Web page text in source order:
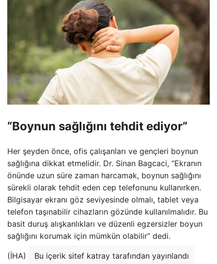
“Boynun sağlığını tehdit ediyor”
Her şeyden önce, ofis çalışanları ve gençleri boynun
sağlığına dikkat etmelidir. Dr. Sinan Bagcaci, “Ekranın
önünde uzun süre zaman harcamak, boynun sağlığını
sürekli olarak tehdit eden cep telefonunu kullanırken.
Bilgisayar ekranı göz seviyesinde olmalı, tablet veya
telefon taşınabilir cihazların gözünde kullanılmalıdır. Bu
basit duruş alışkanlıkları ve düzenli egzersizler boyun
sağlığını korumak için mümkün olabilir” dedi.
(İHA) Bu içerik sitef katray tarafından yayınlandı